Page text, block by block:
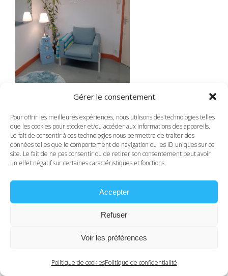
Gérer le consentement
Pour offrir les meilleures expériences, nous utilisons des technologies telles
que les cookies pour stocker et/ou accéder aux informations des appareils.
Le fait de consentir à ces technologies nous permettra de traiter des
données telles que le comportement de navigation ou les ID uniques sur ce
site. Le fait de ne pas consentir ou de retirer son consentement peut avoir
un effet négatif sur certaines caractéristiques et fonctions.
Accepter
Refuser
Voir les préférences
Politique de cookiesPolitique de confidentialité
© 2026 Caroll Prempain - Psychanalyste
Humaniste et Psychopraticienne à Guingamp (22),
Rennes (35)
Mentions légales- Réalisation graphique -Skill
Designà Lannion